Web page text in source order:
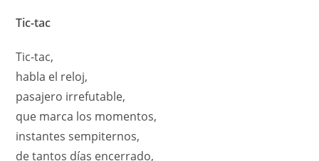
Tic-tac
Tic-tac,
habla el reloj,
pasajero irrefutable,
que marca los momentos,
instantes sempiternos,
de tantos días encerrado,